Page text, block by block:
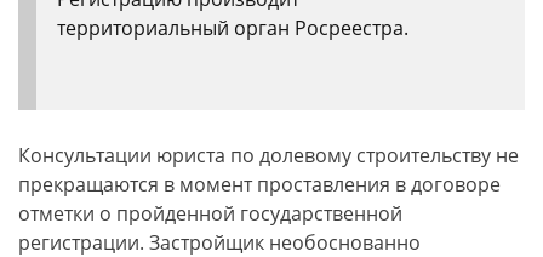
территориальный орган Росреестра.
Консультации юриста по долевому строительству не
прекращаются в момент проставления в договоре
отметки о пройденной государственной
регистрации. Застройщик необоснованно